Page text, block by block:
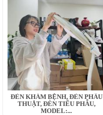
ĐÈN KHÁM BỆNH, ĐÈN PHẪU
THUẬT, ĐÈN TIỂU PHẪU,
MODEL:...